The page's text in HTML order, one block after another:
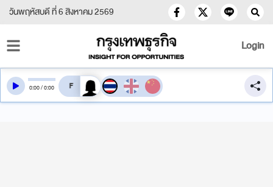
วันพฤหัสบดี ที่ 6 สิงหาคม 2569
Login
0:00/0:00 สลับเสียงอ่าน